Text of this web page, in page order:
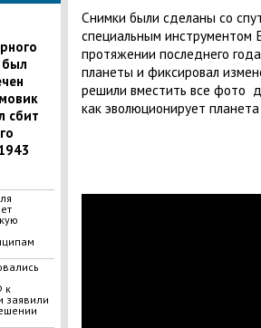
сбит
к
заявили
Снимки были сделаны со
специальным инструментом
протяжении последнего
планеты и фиксировал
решили вместить все фото
как эволюционирует